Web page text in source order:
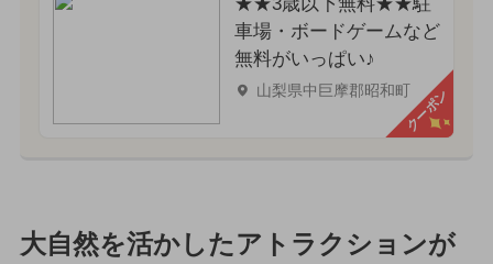
車場・ボードゲームなど
無料がいっぱい♪
山梨県中巨摩郡昭和町クーポン
大自然を活かしたアトラクションが